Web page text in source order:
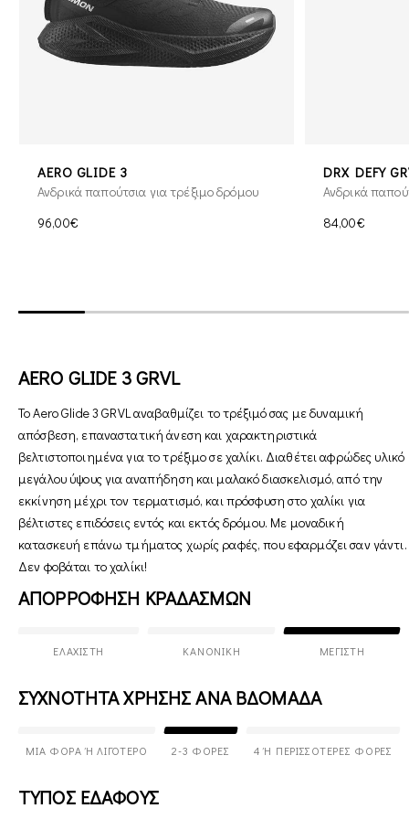
AERO GLIDE 3
Ανδρικά παπούτσια για τρέξιμο δρόμου
96,00€
DRX DEFY
Ανδρικά
84,00€
AERO GLIDE 3 GRVL
Το Aero Glide 3 GRVL αναβαθμίζει το τρέξιμό σας με δυναμική
απόσβεση, επαναστατική άνεση και χαρακτηριστικά
βελτιστοποιημένα για το τρέξιμο σε χαλίκι. Διαθέτει αφρώδες υλικό
μεγάλου ύψους για αναπήδηση και μαλακό διασκελισμό, από την
εκκίνηση μέχρι τον τερματισμό, και πρόσφυση στο χαλίκι για
βέλτιστες επιδόσεις εντός και εκτός δρόμου. Με μοναδική
κατασκευή επάνω τμήματος χωρίς ραφές, που εφαρμόζει σαν γάντι.
Δεν φοβάται το χαλίκι!
ΑΠΟΡΡΟΦΗΣΗ ΚΡΑΔΑΣΜΩΝ
ΕΛΆΧΙΣΤΗ ΚΑΝΟΝΙΚΉ ΜΈΓΙΣΤΗ
ΣΥΧΝΟΤΗΤΑ ΧΡΗΣΗΣ ΑΝΑ ΒΔΟΜΑΔΑ
ΜΊΑ ΦΟΡΆ Ή ΛΙΓΌΤΕΡΟ 2-3 ΦΟΡΈΣ 4 Ή ΠΕΡΙΣΣΌΤΕΡΕΣ ΦΟΡΈΣ
ΤΥΠΟΣ ΕΔΑΦΟΥΣ